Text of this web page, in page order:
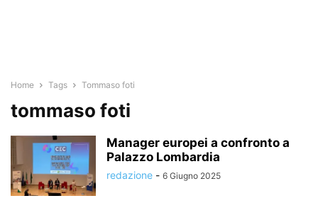
Home Tags Tommaso foti
tommaso foti
Manager europei a confronto a
Palazzo Lombardia
redazione - 6 Giugno 2025